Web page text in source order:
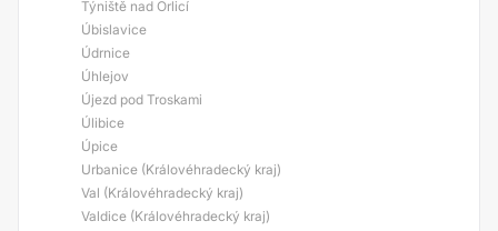
Týniště nad Orlicí
Úbislavice
Údrnice
Úhlejov
Újezd pod Troskami
Úlibice
Úpice
Urbanice (Královéhradecký kraj)
Val (Královéhradecký kraj)
Valdice (Královéhradecký kraj)